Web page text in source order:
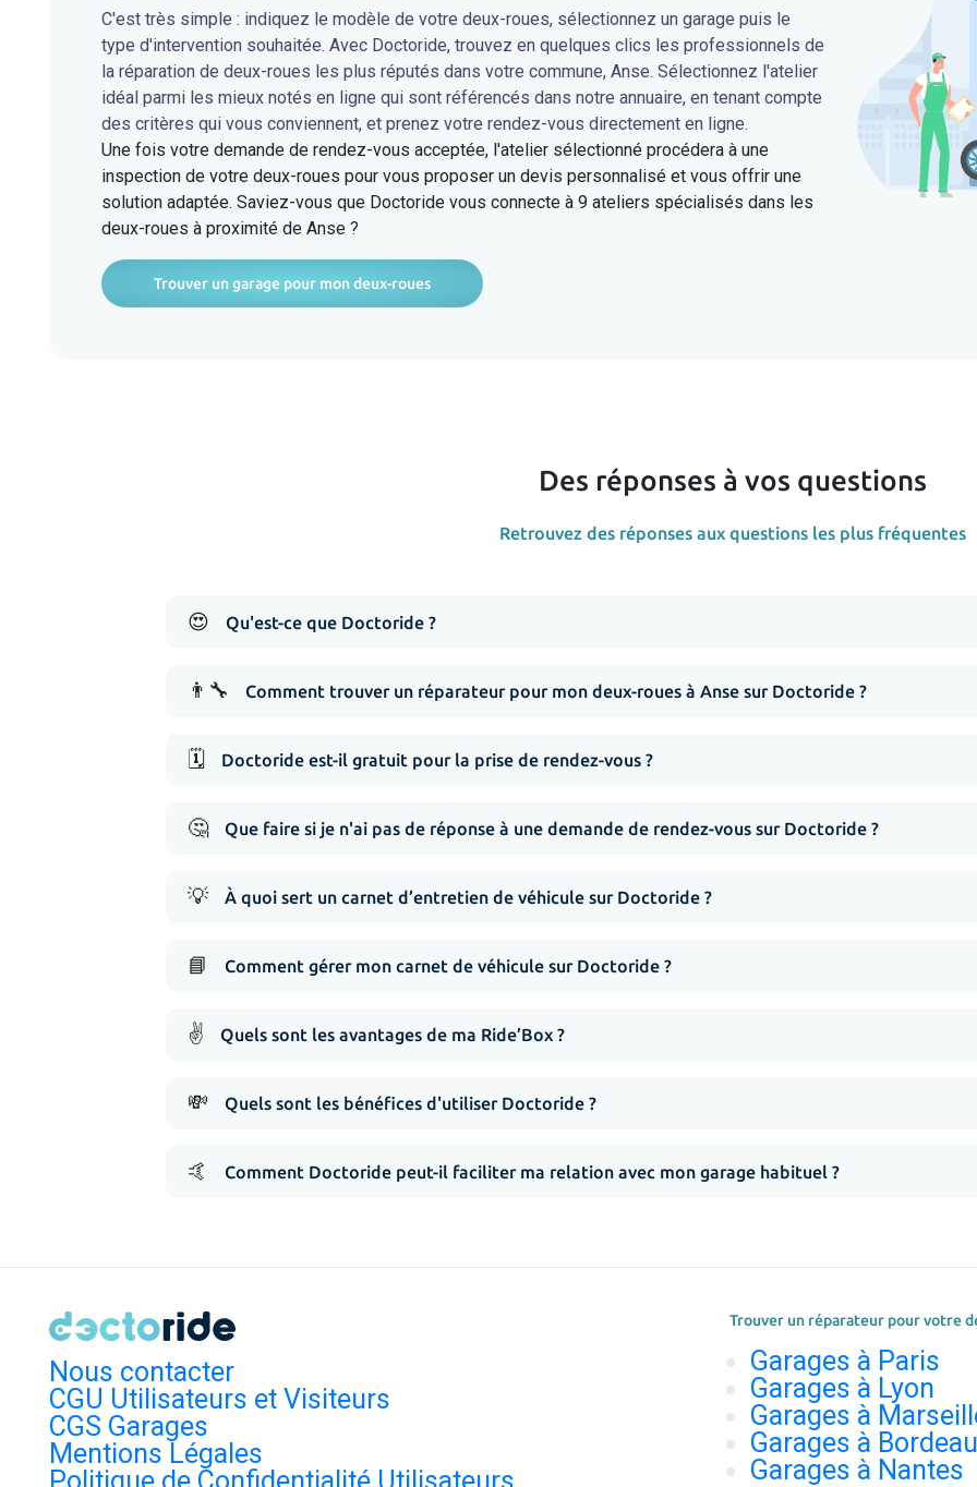
C'est très simple : indiquez le modèle de votre deux-roues, sélectionnez un garage puis le
type d'intervention souhaitée. Avec Doctoride, trouvez en quelques clics les professionnels de
la réparation de deux-roues les plus réputés dans votre commune, Anse. Sélectionnez l'atelier
idéal parmi les mieux notés en ligne qui sont référencés dans notre annuaire, en tenant compte
des critères qui vous conviennent, et prenez votre rendez-vous directement en ligne.
Une fois votre demande de rendez-vous acceptée, l'atelier sélectionné procédera à une
inspection de votre deux-roues pour vous proposer un devis personnalisé et vous offrir une
solution adaptée. Saviez-vous que Doctoride vous connecte à 9 ateliers spécialisés dans les
deux-roues à proximité de Anse ?
Trouver un garage pour mon deux-roues
Des réponses à vos questions
Retrouvez des réponses aux questions les plus fréquentes
😍 Qu'est-ce que Doctoride ?
👨‍🔧 Comment trouver un réparateur pour mon deux-roues à Anse sur Doctoride ?
🗓️ Doctoride est-il gratuit pour la prise de rendez-vous ?
🤔 Que faire si je n'ai pas de réponse à une demande de rendez-vous sur Doctoride ?
💡 À quoi sert un carnet d’entretien de véhicule sur Doctoride ?
📘 Comment gérer mon carnet de véhicule sur Doctoride ?
✌️ Quels sont les avantages de ma Ride’Box ?
💸 Quels sont les bénéfices d'utiliser Doctoride ?
🤙 Comment Doctoride peut-il faciliter ma relation avec mon garage habituel ?
Nous contacter
CGU Utilisateurs et Visiteurs
CGS Garages
Mentions Légales
Trouver un réparateur pour votre
Garages à Paris
Garages à Lyon
Garages à
Garages à
Garages à Nantes